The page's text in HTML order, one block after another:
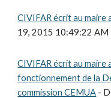
CIVIFAR écrit au maire
19, 2015 10:49:22 AM
CIVIFAR écrit au maire
fonctionnement de la
commission CEMUA -